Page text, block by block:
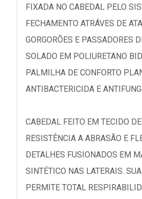
FIXADA NO CABEDAL PELO
FECHAMENTO ATRÁVES DE
GORGORÕES E PASSADORES
SOLADO EM POLIURETANO
PALMILHA DE CONFORTO
ANTIBACTERICIDA E
CABEDAL FEITO EM TECIDO
RESISTÊNCIA A ABRASÃO E
DETALHES FUSIONADOS EM
SINTÉTICO NAS LATERAIS.
PERMITE TOTAL